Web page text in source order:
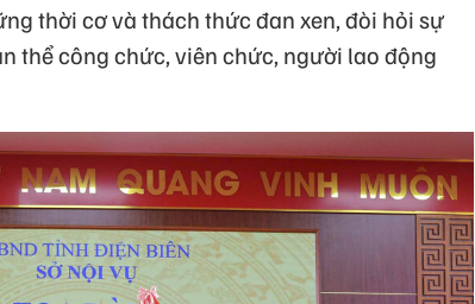
thời cơ và thách thức đan xen, đòi hỏi sự
thể công chức, viên chức, người lao động